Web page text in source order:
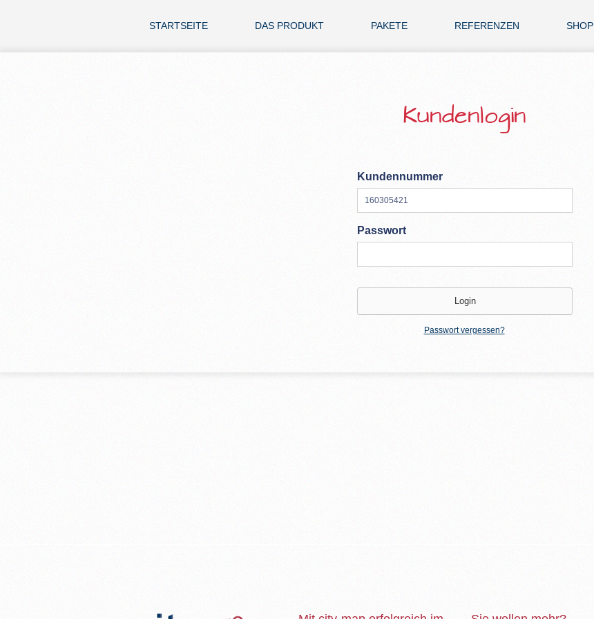
STARTSEITE DAS PRODUKT PAKETE REFERENZEN SHOP
Kundenlogin
Kundennummer
Passwort
Passwort vergessen?